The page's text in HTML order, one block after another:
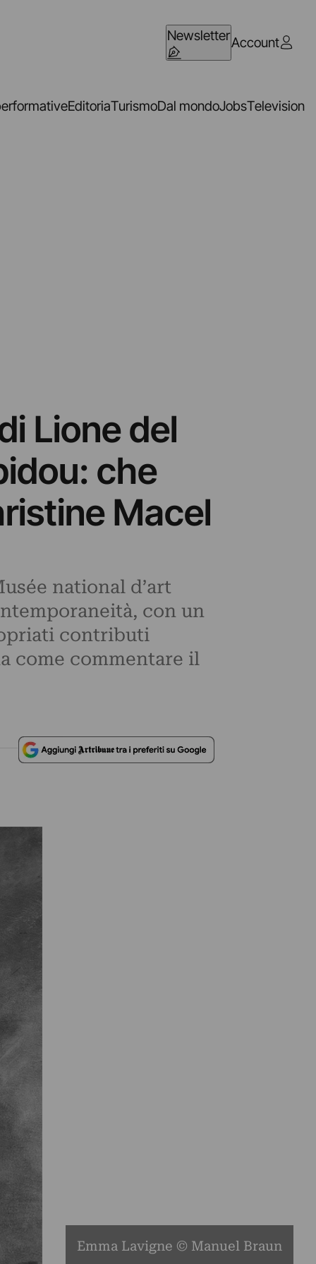
NewsletterAccount
EditoriaTurismoDal mondoJobsTelevision
Lione del
che
Macel
national d’art
con un
contributi
come commentare il
Emma Lavigne © Manuel Braun